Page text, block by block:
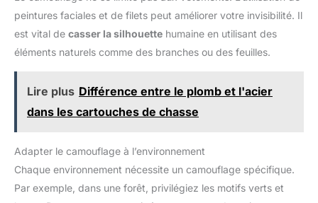
peintures faciales et de filets peut améliorer votre invisibilité. Il
est vital de casser la silhouette humaine en utilisant des
éléments naturels comme des branches ou des feuilles.
Lire plus Différence entre le plomb et l'acier
dans les cartouches de chasse
Adapter le camouflage à l’environnement
Chaque environnement nécessite un camouflage spécifique.
Par exemple, dans une forêt, privilégiez les motifs verts et